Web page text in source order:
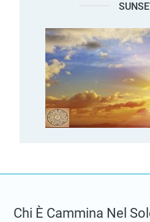
Chi È Cammina Nel